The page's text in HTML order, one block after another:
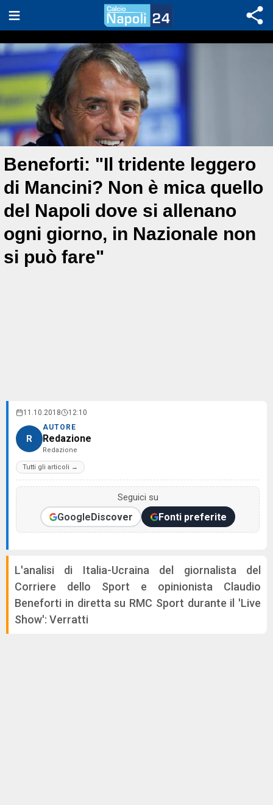
Beneforti: "Il tridente leggero
di Mancini? Non è mica quello
del Napoli dove si allenano
ogni giorno, in Nazionale non
si può fare"
11.10.2018 12:10
R
AUTORE
Redazione
Redazione
Tutti gli articoli →
Seguici su
GoogleDiscover Fonti preferite
L'analisi di Italia-Ucraina del giornalista del
Corriere dello Sport e opinionista Claudio
Beneforti in diretta su RMC Sport durante il 'Live
Show': Verratti